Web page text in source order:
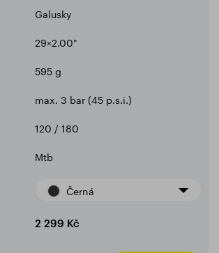
Galusky
29×2.00"
595 g
max. 3 bar (45 p.s.i.)
120 / 180
Mtb
Černá
2 299 Kč